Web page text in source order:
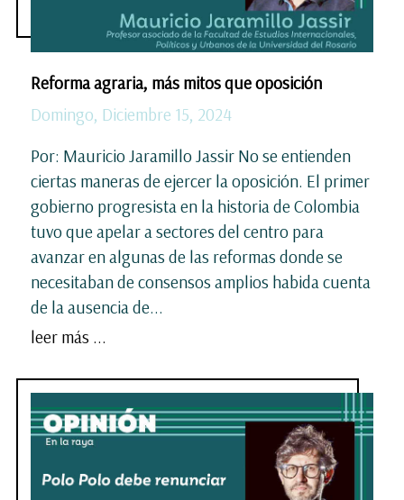
Reforma agraria, más mitos que oposición
Domingo, Diciembre 15, 2024
Por: Mauricio Jaramillo Jassir No se entienden
ciertas maneras de ejercer la oposición. El primer
gobierno progresista en la historia de Colombia
tuvo que apelar a sectores del centro para
avanzar en algunas de las reformas donde se
necesitaban de consensos amplios habida cuenta
de la ausencia de...
leer más ...